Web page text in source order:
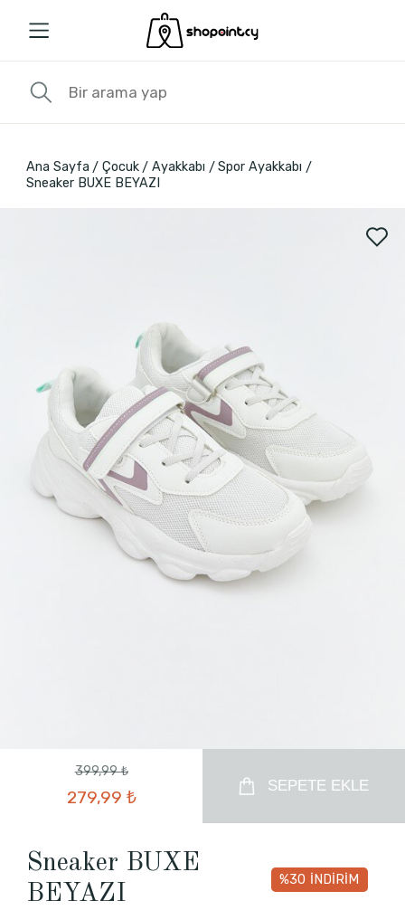
Ana Sayfa Çocuk Ayakkabı
Spor Ayakkabı
Sneaker BUXE BEYAZI
399,99 ₺
279,99 ₺
SEPETE EKLE
Sneaker BUXE
BEYAZI
%30 İNDİRİM